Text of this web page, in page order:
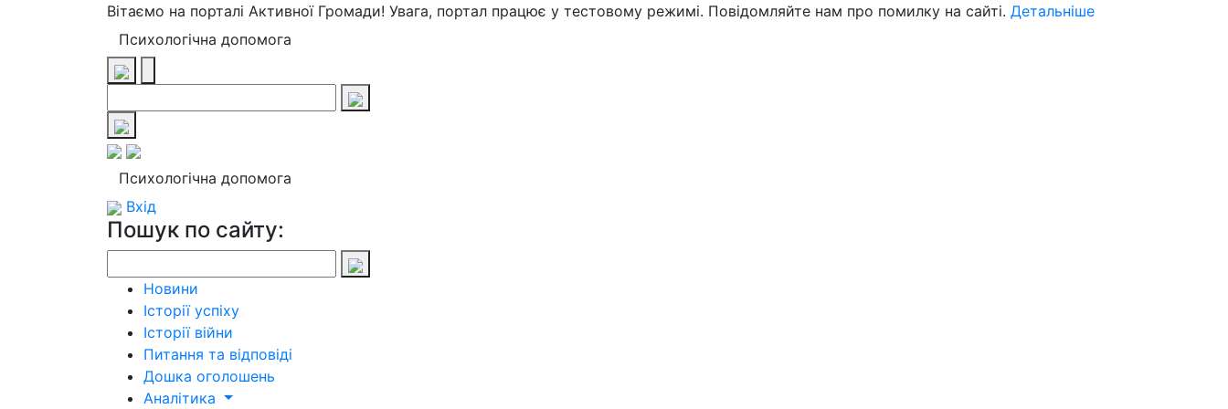
Вітаємо на порталі Активної Громади! Увага, портал працює у тестовому режимі. Повідомляйте нам про помилку на сайті. Детальніше
Психологічна допомога
Психологічна допомога
Вхід
Пошук по сайту:
Новини
Історії успіху
Історії війни
Питання та відповіді
Дошка оголошень
Аналітика